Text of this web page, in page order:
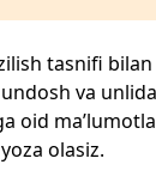
tasnifi
va
olasiz.